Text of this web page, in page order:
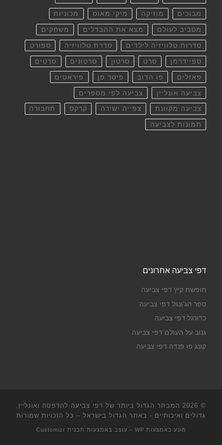
מבוכים מוזיקה מיקי מאוס מכוניות
מסביב לעולם מצא את ההבדלים משחקים
סדרות טלוויזיה לילדים סדרת טלוויזיה ספורט
ספיידרמן סרט סרטון סרטונים סרטים
פאזלים פו הדוב פיטר פן פיראטים
צביעה אונליין צביעה לפי מספרים
צביעה מקוונת צפייה ישירה קרקס תחבורה
תמונות לצביעה
דפי צביעה אחרונים
חופשת קיץ דפי צביעה
ספר הג'ונגל דפי צביעה
כדורגל דפי צביעה
גנוב על העולם דפי צביעה
קונג פו פנדה דפי צביעה
© 2026
המבחר הגדול ביותר של דפי צביעה להדפסה ואונליין,
גדולים ואיכותיים - באתר הגדול בישראל – כל הזכויות שמורות
מונע באמצעות WP – עוצב באמצעות תבנית Customizr